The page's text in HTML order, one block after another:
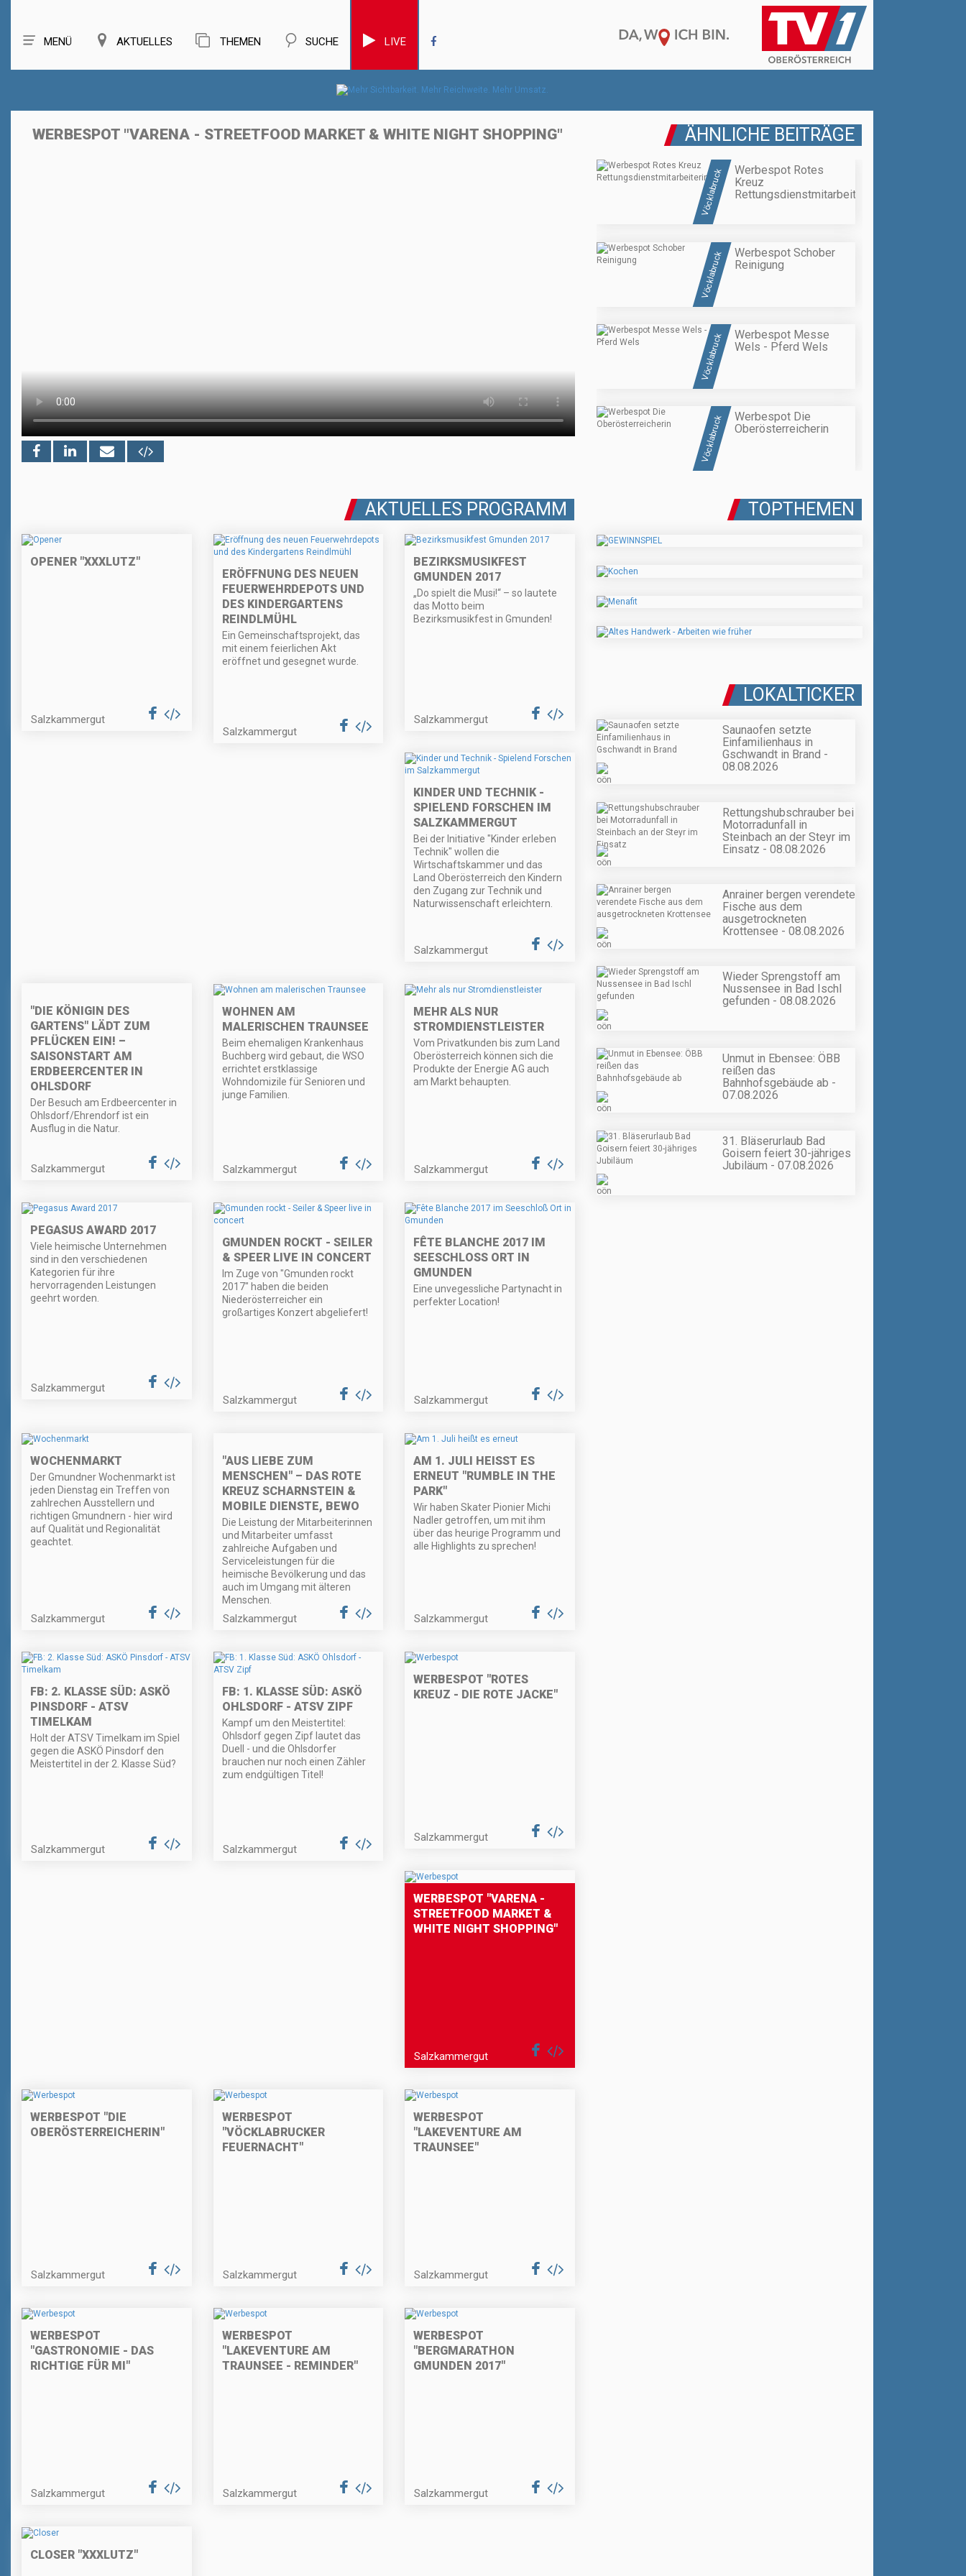
MENÜ AKTUELLES THEMEN SUCHE LIVE
WERBESPOT "VARENA - STREETFOOD MARKET & WHITE NIGHT SHOPPING" ÄHNLICHE BEITRÄGE
Vöcklabruck
Werbespot Rotes
Kreuz
Rettungsdienstmitarbeiterin
Vöcklabruck
Werbespot Schober
Reinigung
Vöcklabruck
Werbespot Messe
Wels - Pferd Wels
Vöcklabruck
Werbespot Die
Oberösterreicherin
AKTUELLES PROGRAMM
OPENER "XXXLUTZ"
Salzkammergut
ERÖFFNUNG DES NEUEN
FEUERWEHRDEPOTS UND
DES KINDERGARTENS
REINDLMÜHL
Ein Gemeinschaftsprojekt, das
mit einem feierlichen Akt
eröffnet und gesegnet wurde.
Salzkammergut
BEZIRKSMUSIKFEST
GMUNDEN 2017
„Do spielt die Musi!“ – so lautete
das Motto beim
Bezirksmusikfest in Gmunden!
Salzkammergut
KINDER UND TECHNIK -
SPIELEND FORSCHEN IM
SALZKAMMERGUT
Bei der Initiative "Kinder erleben
Technik" wollen die
Wirtschaftskammer und das
Land Oberösterreich den Kindern
den Zugang zur Technik und
Naturwissenschaft erleichtern.
Salzkammergut
"DIE KÖNIGIN DES
GARTENS" LÄDT ZUM
PFLÜCKEN EIN! –
SAISONSTART AM
ERDBEERCENTER IN
OHLSDORF
Der Besuch am Erdbeercenter in
Ohlsdorf/Ehrendorf ist ein
Ausflug in die Natur.
Salzkammergut
WOHNEN AM
MALERISCHEN TRAUNSEE
Beim ehemaligen Krankenhaus
Buchberg wird gebaut, die WSO
errichtet erstklassige
Wohndomizile für Senioren und
junge Familien.
Salzkammergut
MEHR ALS NUR
STROMDIENSTLEISTER
Vom Privatkunden bis zum Land
Oberösterreich können sich die
Produkte der Energie AG auch
am Markt behaupten.
Salzkammergut
PEGASUS AWARD 2017
Viele heimische Unternehmen
sind in den verschiedenen
Kategorien für ihre
hervorragenden Leistungen
geehrt worden.
Salzkammergut
GMUNDEN ROCKT - SEILER
& SPEER LIVE IN CONCERT
Im Zuge von "Gmunden rockt
2017" haben die beiden
Niederösterreicher ein
großartiges Konzert abgeliefert!
Salzkammergut
FÊTE BLANCHE 2017 IM
SEESCHLOSS ORT IN G
MUNDEN
Eine unvegessliche Partynacht in
perfekter Location!
Salzkammergut
WOCHENMARKT
Der Gmundner Wochenmarkt ist
jeden Dienstag ein Treffen von
zahlrechen Ausstellern und
richtigen Gmundnern - hier wird
auf Qualität und Regionalität
geachtet.
Salzkammergut
"AUS LIEBE ZUM
MENSCHEN" – DAS ROTE
KREUZ SCHARNSTEIN &
MOBILE DIENSTE, BEWO
Die Leistung der Mitarbeiterinnen
und Mitarbeiter umfasst
zahlreiche Aufgaben und
Serviceleistungen für die
heimische Bevölkerung und das
auch im Umgang mit älteren
Menschen.
Salzkammergut
AM 1. JULI HEISST ES E
RNEUT "RUMBLE IN THE P
ARK"
Wir haben Skater Pionier Michi
Nadler getroffen, um mit ihm
über das heurige Programm und
alle Highlights zu sprechen!
Salzkammergut
FB: 2. KLASSE SÜD: ASKÖ
PINSDORF - ATSV
TIMELKAM
Holt der ATSV Timelkam im Spiel
gegen die ASKÖ Pinsdorf den
Meistertitel in der 2. Klasse Süd?
Salzkammergut
FB: 1. KLASSE SÜD: ASKÖ
OHLSDORF - ATSV ZIPF
Kampf um den Meistertitel:
Ohlsdorf gegen Zipf lautet das
Duell - und die Ohlsdorfer
brauchen nur noch einen Zähler
zum endgültigen Titel!
Salzkammergut
WERBESPOT "ROTES
KREUZ - DIE ROTE JACKE"
Salzkammergut
WERBESPOT "VARENA -
STREETFOOD MARKET &
WHITE NIGHT SHOPPING"
Salzkammergut
WERBESPOT "DIE
OBERÖSTERREICHERIN"
Salzkammergut
WERBESPOT
"VÖCKLABRUCKER
FEUERNACHT"
Salzkammergut
WERBESPOT
"LAKEVENTURE AM
TRAUNSEE"
Salzkammergut
WERBESPOT
"GASTRONOMIE - DAS
RICHTIGE FÜR MI"
Salzkammergut
WERBESPOT
"LAKEVENTURE AM
TRAUNSEE - REMINDER"
Salzkammergut
WERBESPOT
"BERGMARATHON
GMUNDEN 2017"
Salzkammergut
CLOSER "XXXLUTZ"
TOPTHEMEN
LOKALTICKER
Saunaofen setzte
Einfamilienhaus in
Gschwandt in Brand -
08.08.2026
Rettungshubschrauber bei
Motorradunfall in
Steinbach an der Steyr im
Einsatz - 08.08.2026
Anrainer bergen verendete
Fische aus dem
ausgetrockneten
Krottensee - 08.08.2026
Wieder Sprengstoff am
Nussensee in Bad Ischl
gefunden - 08.08.2026
Unmut in Ebensee: ÖBB
reißen das
Bahnhofsgebäude ab -
07.08.2026
31. Bläserurlaub Bad
Goisern feiert 30-jähriges
Jubiläum - 07.08.2026